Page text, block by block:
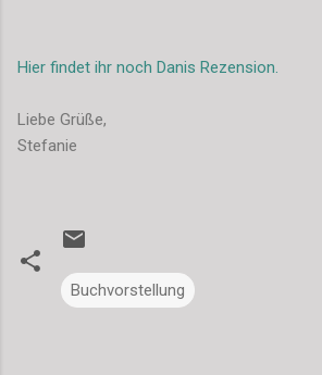
Hier findet ihr noch Danis Rezension.
Liebe Grüße,
Stefanie
Buchvorstellung